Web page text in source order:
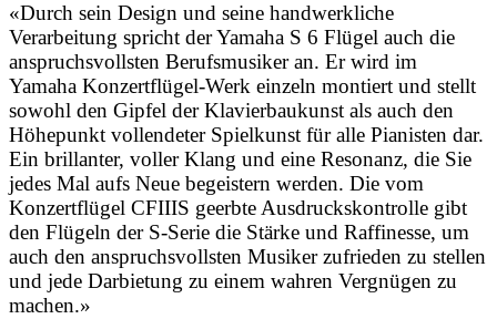
«Durch sein Design und seine handwerkliche
Verarbeitung spricht der Yamaha S 6 Flügel auch die
anspruchsvollsten Berufsmusiker an. Er wird im
Yamaha Konzertflügel-Werk einzeln montiert und stellt
sowohl den Gipfel der Klavierbaukunst als auch den
Höhepunkt vollendeter Spielkunst für alle Pianisten dar.
Ein brillanter, voller Klang und eine Resonanz, die Sie
jedes Mal aufs Neue begeistern werden. Die vom
Konzertflügel CFIIIS geerbte Ausdruckskontrolle gibt
den Flügeln der S-Serie die Stärke und Raffinesse, um
auch den anspruchsvollsten Musiker zufrieden zu stellen
und jede Darbietung zu einem wahren Vergnügen zu
machen.»